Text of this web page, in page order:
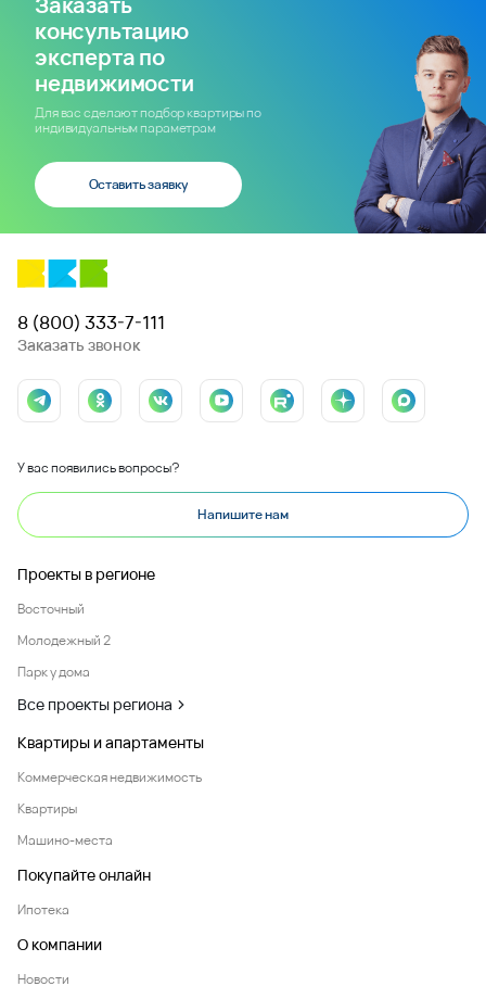
консультацию
эксперта по
недвижимости
Для вас сделают подбор квартиры по
индивидуальным параметрам
Оставить заявку
8 (800) 333-7-111
Заказать звонок
У вас появились вопросы?
Напишите нам
Проекты в регионе
Восточный
Молодежный 2
Парк у дома
Все проекты региона
Квартиры и апартаменты
Коммерческая недвижимость
Квартиры
Машино-места
Покупайте онлайн
Ипотека
О компании
Новости